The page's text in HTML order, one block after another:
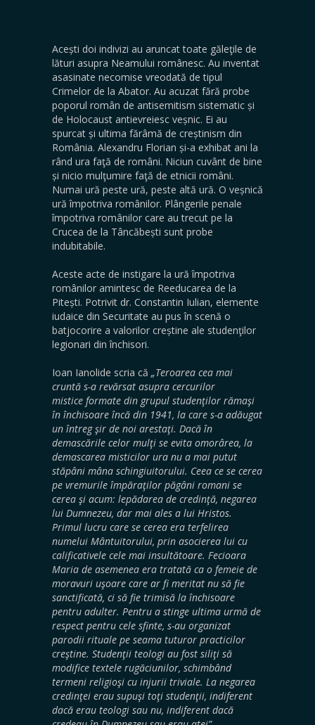
Acești doi indivizi au aruncat toate găleţile de
lături asupra Neamului românesc. Au inventat
asasinate necomise vreodată de tipul
Crimelor de la Abator. Au acuzat fără probe
poporul român de antisemitism sistematic și
de Holocaust antievreiesc veșnic. Ei au
spurcat și ultima fărâmă de creștinism din
România. Alexandru Florian și-a exhibat ani la
rând ura faţă de români. Niciun cuvânt de bine
și nicio mulţumire faţă de etnicii români.
Numai ură peste ură, peste altă ură. O veșnică
ură împotriva românilor. Plângerile penale
împotriva românilor care au trecut pe la
Crucea de la Tâncăbești sunt probe
indubitabile.
Aceste acte de instigare la ură împotriva
românilor amintesc de Reeducarea de la
Pitești. Potrivit dr. Constantin Iulian, elemente
iudaice din Securitate au pus în scenă o
batjocorire a valorilor creștine ale studenţilor
legionari din închisori.
Ioan Ianolide scria că „Teroarea cea mai
cruntă s-a revărsat asupra cercurilor
mistice formate din grupul studenţilor rămaşi
în închisoare încă din 1941, la care s-a adăugat
un întreg şir de noi arestaţi. Dacă în
demascările celor mulţi se evita omorârea, la
demascarea misticilor ura nu a mai putut
stăpâni mâna schingiuitorului. Ceea ce se cerea
pe vremurile împăraţilor păgâni romani se
cerea şi acum: lepădarea de credinţă, negarea
lui Dumnezeu, dar mai ales a lui Hristos.
Primul lucru care se cerea era terfelirea
numelui Mântuitorului, prin asocierea lui cu
calificativele cele mai insultătoare. Fecioara
Maria de asemenea era tratată ca o femeie de
moravuri uşoare care ar fi meritat nu să fie
sanctificată, ci să fie trimisă la închisoare
pentru adulter. Pentru a stinge ultima urmă de
respect pentru cele sfinte, s-au organizat
parodii rituale pe seama tuturor practicilor
creştine. Studenţii teologi au fost siliţi să
modifice textele rugăciunilor, schimbând
termeni religioşi cu injurii triviale. La negarea
credinţei erau supuşi toţi studenţii, indiferent
dacă erau teologi sau nu, indiferent dacă